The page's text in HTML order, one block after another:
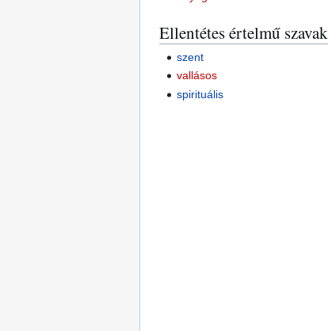
Ellentétes értelmű szavak
szent
vallásos
spirituális